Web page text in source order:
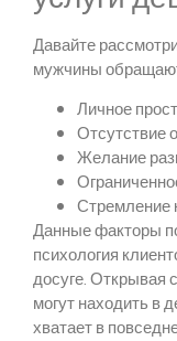
Давайте
мужчины
Личное
Отсутствие
Желание
Стремление
Данные факторы
психология
досуге. Открывая
могут находить в
хватает в